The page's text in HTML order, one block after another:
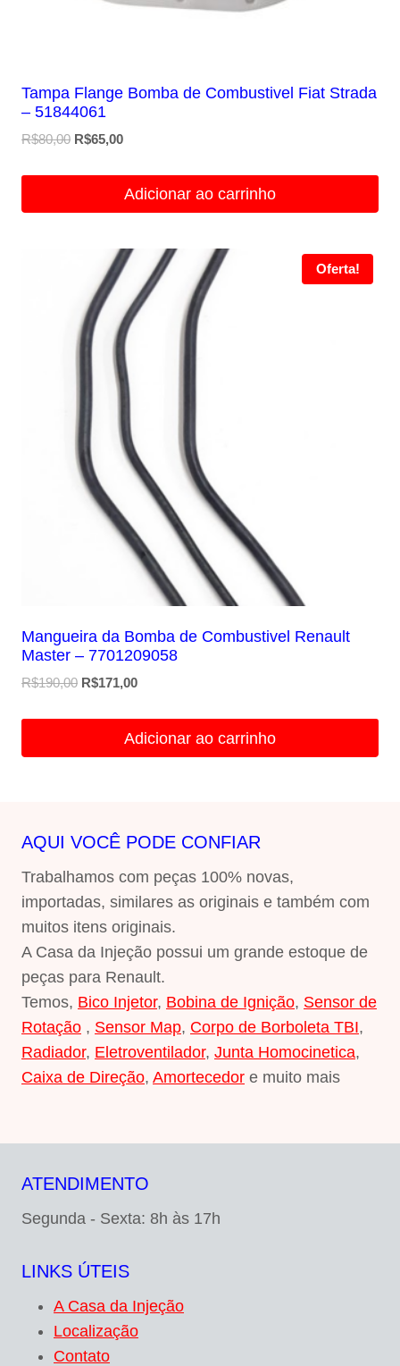
Tampa Flange Bomba de Combustivel Fiat Strada
– 51844061
R$80,00 O
R$65,00O
é:
Adicionar ao carrinho
Oferta!
Mangueira da Bomba de Combustivel Renault
Master – 7701209058
R$190,00 O
R$171,00O
é:
Adicionar ao carrinho
AQUI VOCÊ PODE CONFIAR
Trabalhamos com peças 100% novas,
importadas, similares as originais e também com
muitos itens originais.
A Casa da Injeção possui um grande estoque de
peças para Renault.
Temos, Bico Injetor, Bobina de Ignição, Sensor de
Rotação , Sensor Map, Corpo de Borboleta TBI,
Radiador, Eletroventilador, Junta Homocinetica,
Caixa de Direção, Amortecedor e muito mais
ATENDIMENTO
Segunda - Sexta: 8h às 17h
LINKS ÚTEIS
A Casa da Injeção
Localização
Contato